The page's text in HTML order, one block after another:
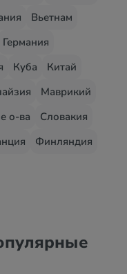
Вьетнам
Германия
Куба
Китай
Маврикий
о-ва
Словакия
Финляндия